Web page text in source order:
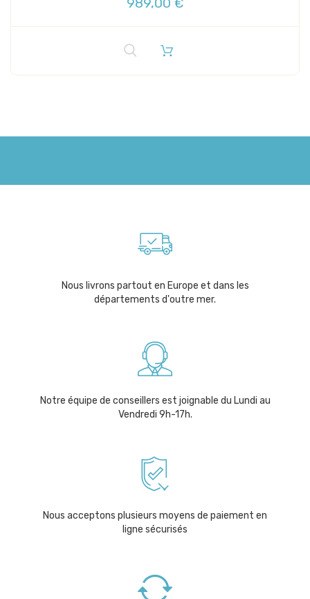
989,00 €
Nous livrons partout en Europe et dans les
départements d'outre mer.
Notre équipe de conseillers est joignable du Lundi au
Vendredi 9h-17h.
Nous acceptons plusieurs moyens de paiement en
ligne sécurisés